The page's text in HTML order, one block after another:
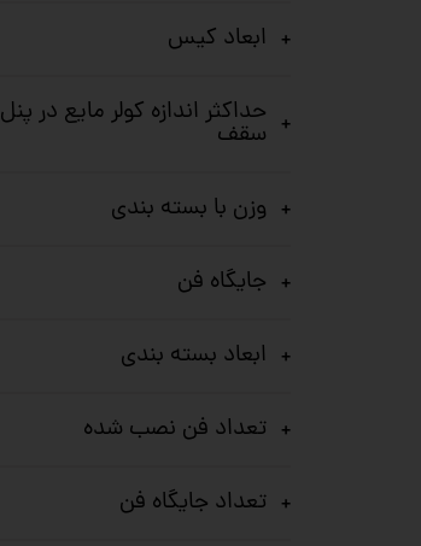
ابعاد کیس
حداکثر اندازه کولر‌ مایع در پنل
سقف
وزن با بسته بندی
جایگاه فن
ابعاد بسته بندی
تعداد فن نصب شده
تعداد جایگاه‌ فن